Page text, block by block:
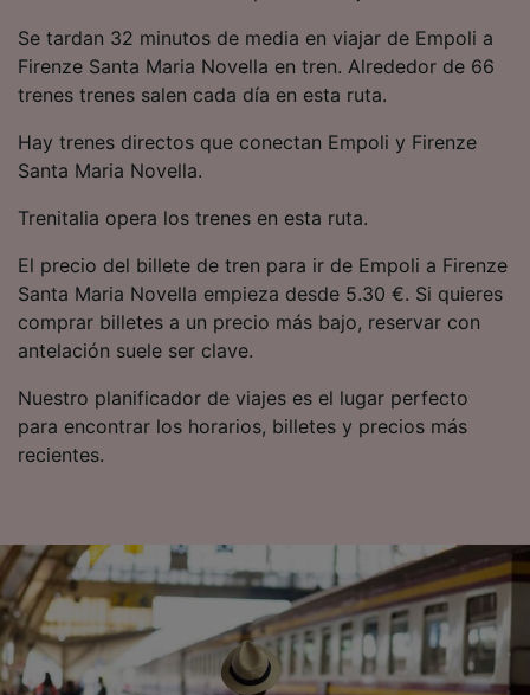
Se tardan 32 minutos de media en viajar de Empoli a
Firenze Santa Maria Novella en tren. Alrededor de 66
trenes trenes salen cada día en esta ruta.
Hay trenes directos que conectan Empoli y Firenze
Santa Maria Novella.
Trenitalia opera los trenes en esta ruta.
El precio del billete de tren para ir de Empoli a Firenze
Santa Maria Novella empieza desde 5.30 €. Si quieres
comprar billetes a un precio más bajo, reservar con
antelación suele ser clave.
Nuestro planificador de viajes es el lugar perfecto
para encontrar los horarios, billetes y precios más
recientes.
características del dispositivo para su
identificación. Almacenar la información en un
dispositivo y/o acceder a ella. Publicidad y
publicidad y contenido, investigación de
audiencia y desarrollo de servicios.